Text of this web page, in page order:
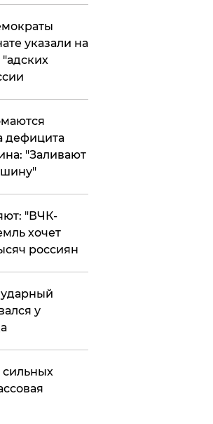
указали на
дефицита
"Заливают
"ВЧК-
хочет
россиян
у